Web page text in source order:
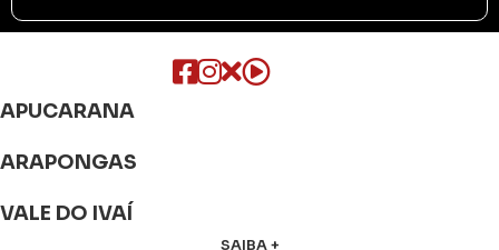
APUCARANA
ARAPONGAS
VALE DO IVAÍ
SAIBA +